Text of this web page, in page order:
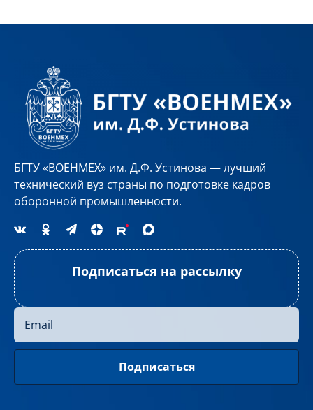
БГТУ «ВОЕНМЕХ» им. Д.Ф. Устинова — лучший
технический вуз страны по подготовке кадров
оборонной промышленности.
Подписаться на рассылку